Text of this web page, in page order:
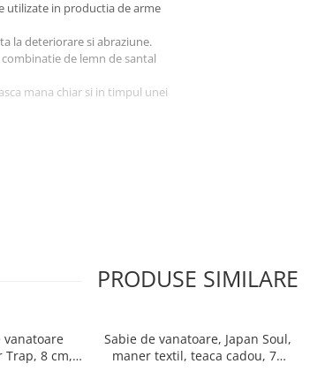
utilizate in productia de arme
la deteriorare si abraziune.
de lemn de santal
mana chiar si in timpul unei
PRODUSE SIMILARE
vanatoare
Trap, 8 cm,
Sabie de vanatoare, Japan Soul,
maner textil, teaca cadou, 70